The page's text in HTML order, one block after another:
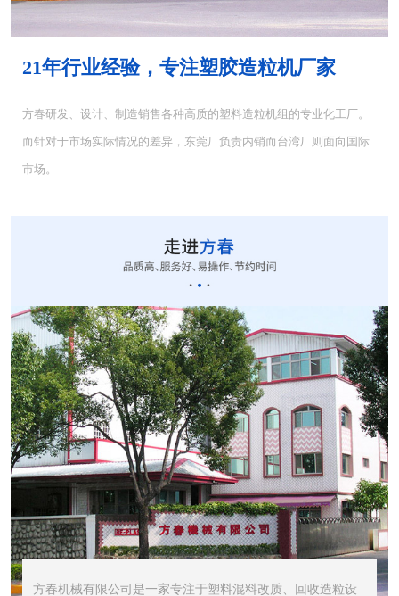
CUT-20立式切粒...
STR1000振动筛... STR600震动筛<...
21年行业经验，专注塑胶造粒机厂家
方春研发、设计、制造销售各种高质的塑料造粒机组的专业化工厂。
而针对于市场实际情况的差异，东莞厂负责内销而台湾厂则面向国际
市场。
方春机械有限公司是一家专注于塑料混料改质、回收造粒设